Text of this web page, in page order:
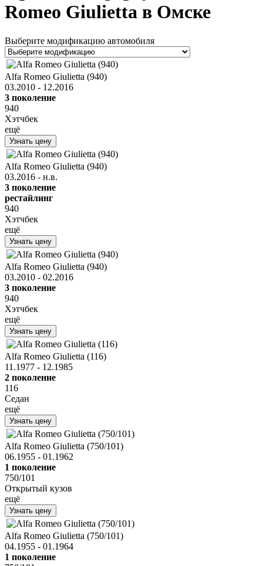
Romeo Giulietta в Омске
Выберите модификацию автомобиля
Alfa Romeo Giulietta (940)
03.2010 - 12.2016
3 поколение
940
Хэтчбек
ещё
Узнать цену
Alfa Romeo Giulietta (940)
03.2016 - н.в.
3 поколение
рестайлинг
940
Хэтчбек
ещё
Узнать цену
Alfa Romeo Giulietta (940)
03.2010 - 02.2016
3 поколение
940
Хэтчбек
ещё
Узнать цену
Alfa Romeo Giulietta (116)
11.1977 - 12.1985
2 поколение
116
Седан
ещё
Узнать цену
Alfa Romeo Giulietta (750/101)
06.1955 - 01.1962
1 поколение
750/101
Открытый кузов
ещё
Узнать цену
Alfa Romeo Giulietta (750/101)
04.1955 - 01.1964
1 поколение